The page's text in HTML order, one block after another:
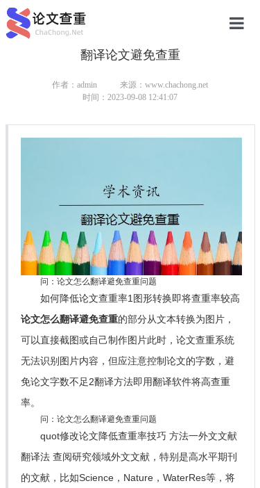
博士论文
翻译论文避免查重
作者：admin
来源：www.chachong.net
时间：2023-09-08 12:41:07
问：论文怎么翻译避免查重问题
如何降低论文查重率1图形转换即将查重率较高
论文怎么翻译避免查重的部分从文本转换为图片，
可以直接截图或自己制作图片此时，论文查重系统
无法识别图片内容，但应注意控制论文的字数，避
免论文字数不足2翻译方法即用翻译软件将高查重
率。
问：论文怎么翻译避免查重问题
quot修改论文降低查重率技巧 方法一外文文献
翻译法 查阅研究领域外文文献，特别是高水平期刊
的文献，比如Science，Nature，WaterRes等，将